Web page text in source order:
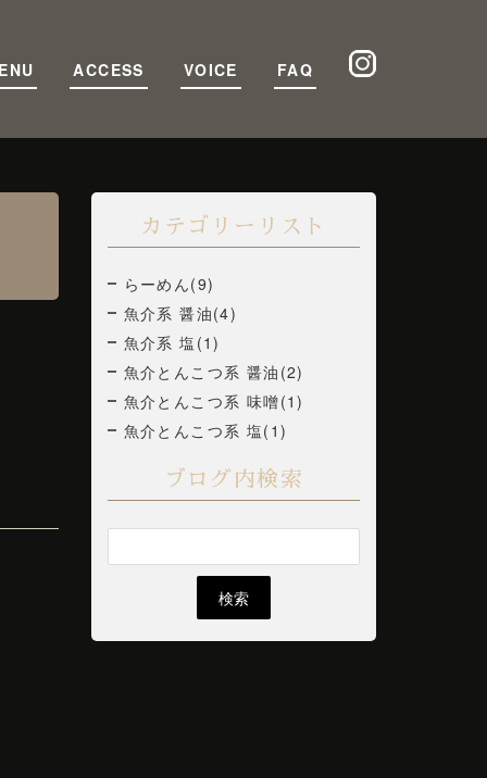
ACCESS VOICE FAQ
カテゴリーリスト
らーめん(9)
魚介系 醤油(4)
魚介系 塩(1)
魚介とんこつ系 醤油(2)
魚介とんこつ系 味噌(1)
魚介とんこつ系 塩(1)
ブログ内検索